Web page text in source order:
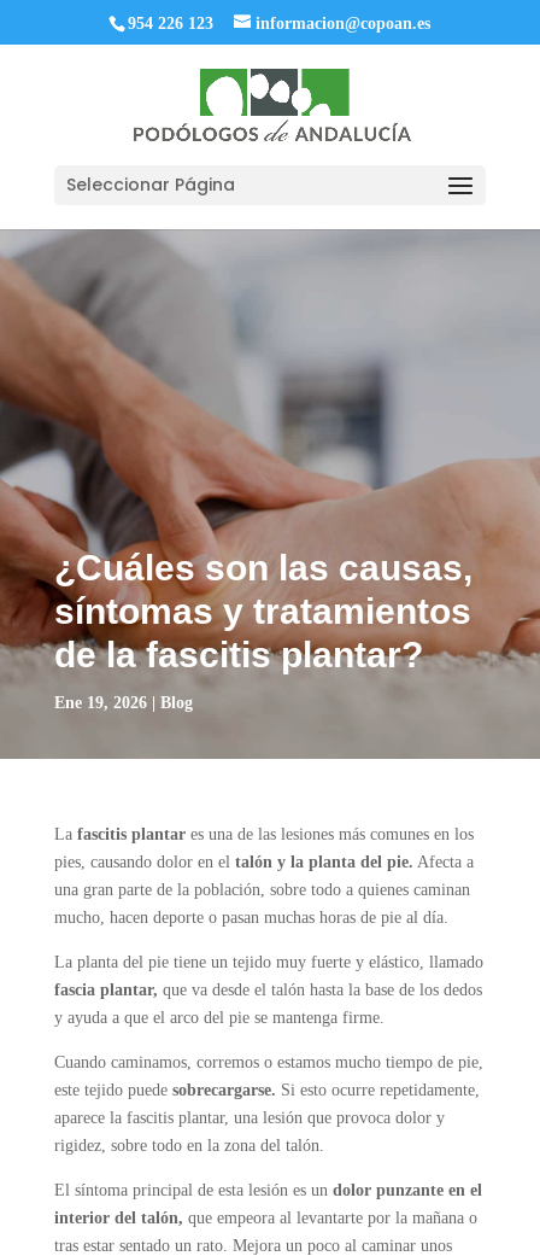
954 226 123 informacion@copoan.es
Seleccionar Página
¿Cuáles son las causas,
síntomas y tratamientos
de la fascitis plantar?
Ene 19, 2026| Blog
Lafascitis plantares una de las lesiones más comunes en los
pies, causando dolor en eltalón y la planta del pie. Afecta a
una gran parte de la población, sobre todo a quienes caminan
mucho, hacen deporte o pasan muchas horas de pie al día.
La planta del pie tiene un tejido muy fuerte y elástico, llamado
fascia plantar, que va desde el talón hasta la base de los dedos
y ayuda a que el arco del pie se mantenga firme.
Cuando caminamos, corremos o estamos mucho tiempo de pie,
este tejido puede sobrecargarse. Si esto ocurre repetidamente,
aparece la fascitis plantar, una lesión que provoca dolor y
rigidez, sobre todo en la zona del talón.
El síntoma principal de esta lesión es un dolor punzante en el
interior del talón, que empeora al levantarte por la mañana o
tras estar sentado un rato. Mejora un poco al caminar unos